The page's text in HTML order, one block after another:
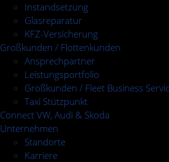
Instandsetzung
Glasreparatur
KFZ-Versicherung
Großkunden / Flottenkunden
Ansprechpartner
Leistungsportfolio
Großkunden / Fleet Business
Taxi Stützpunkt
Connect VW, Audi & Skoda
Unternehmen
Standorte
Karriere